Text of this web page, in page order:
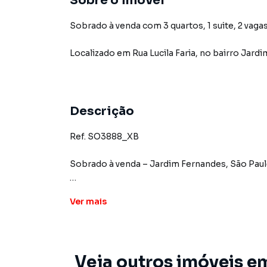
Sobrado à venda com 3 quartos, 1 suite, 2
Localizado em Rua Lucila Faria, no bairro
Descrição
Ref. SO3888_XB
Sobrado à venda – Jardim Fernandes, São
espaço e praticidade para toda a família.
Nos fundos, há ainda um espaço gourmet
Ver mais
Veja outros imóveis